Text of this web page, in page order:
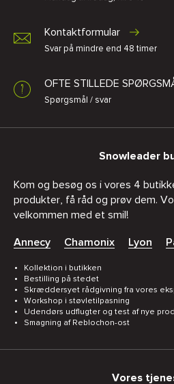
Kontaktformular
Svar på mindre end 48 timer
OFTE STILLEDE
Spørgsmål / svar
Snowleader
Kom og besøg os i vores 4
produkter, få råd og prøv dem.
velkommen med et smil!
Annecy Chamonix Lyon
Kollektion i butikken
Bestilling på stedet
Skræddersyet rådgivning fra vores
Workshop i støvletilpasning
Udendørs udflugter og test af nye
Smagning af Reblochon-ost
Vores